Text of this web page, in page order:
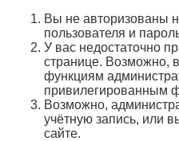
Вы не авторизованы
пользователя и
У вас недостаточно
странице. Возможно,
функциям
привилегированным
Возможно,
учётную запись, или
сайте.